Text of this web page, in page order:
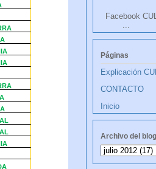
Facebook
...
Páginas
Explicación
CONTACTO
Inicio
Archivo del blog